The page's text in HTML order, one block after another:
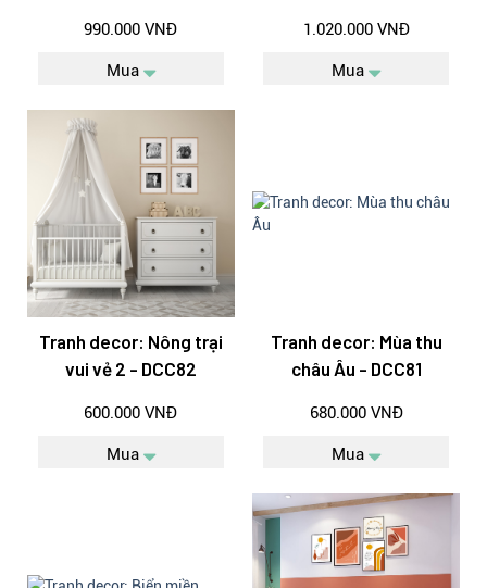
990.000 VNĐ
Mua
1.020.000 VNĐ
Mua
Tranh decor: Nông trại
vui vẻ 2 - DCC82
600.000 VNĐ
Mua
Tranh decor: Mùa thu
châu Âu - DCC81
680.000 VNĐ
Mua